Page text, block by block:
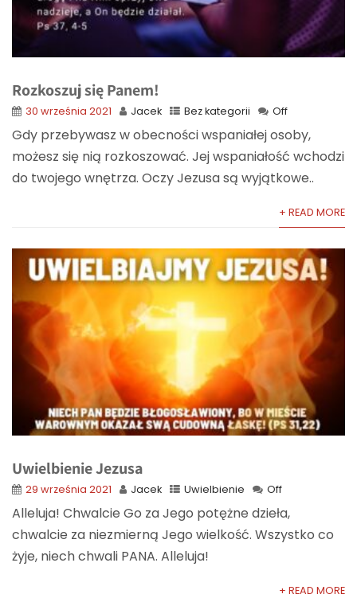
Rozkoszuj się Panem!
30 września 2021 Jacek Bez kategorii Off
Gdy przebywasz w obecności wspaniałej osoby,
możesz się nią rozkoszować. Jej wspaniałość wchodzi
do twojego wnętrza. Oczy Jezusa są wyjątkowe..
+ READ MORE
Uwielbienie Jezusa
29 września 2021 Jacek Uwielbienie Off
Alleluja! Chwalcie Go za Jego potężne dzieła,
chwalcie za niezmierną Jego wielkość. Wszystko co
żyje, niech chwali PANA. Alleluja!
+ READ MORE